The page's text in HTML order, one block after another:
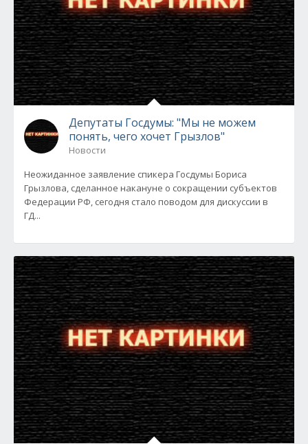
Депутаты Госдумы: "Мы не можем
понять, чего хочет Грызлов"
Новости
Неожиданное заявление спикера Госдумы Бориса
Грызлова, сделанное накануне о сокращении субъектов
Федерации РФ, сегодня стало поводом для дискуссии в
ГД...